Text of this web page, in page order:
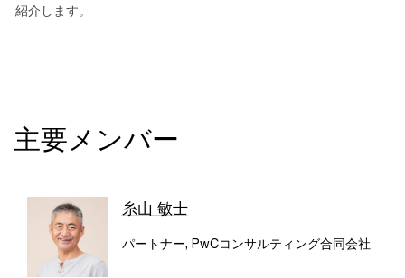
紹介します。
主要メンバー
糸山 敏士
パートナー, PwCコンサルティング合同会社